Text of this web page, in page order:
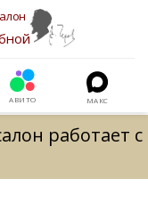
АВИТО МАКС
работает с